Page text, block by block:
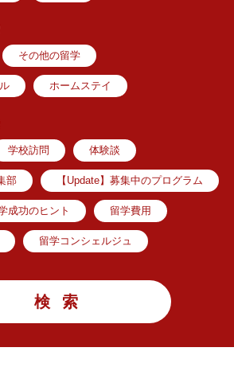
その他の留学
ホームステイ
学校訪問 体験談
部 【Update】募集中のプログラム
成功のヒント 留学費用
留学コンシェルジュ